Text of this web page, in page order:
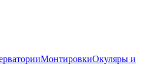
МонтировкиОкуляры и